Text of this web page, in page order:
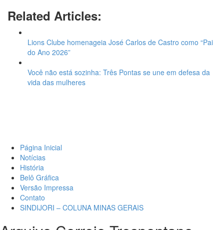
Related Articles:
Lions Clube homenageia José Carlos de Castro como “Pai
do Ano 2026”
Você não está sozinha: Três Pontas se une em defesa da
vida das mulheres
Página Inicial
Notícias
História
Belô Gráfica
Versão Impressa
Contato
SINDIJORI – COLUNA MINAS GERAIS